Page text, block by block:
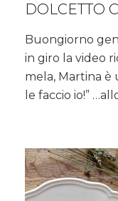
DOLCETTO
Buongiorno
in giro la video
mela, Martina è
le faccio io!”